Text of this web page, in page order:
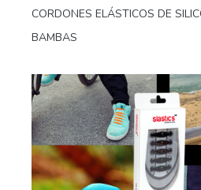
CORDONES ELÁSTICOS DE
BAMBAS